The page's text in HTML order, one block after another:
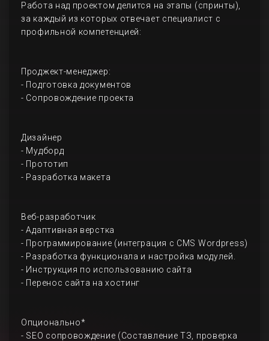
Работа над проектом делится на этапы (спринты),
за каждый из которых отвечает специалист с
профильной компетенцией:
Проджект-менеджер:
- Подготовка документов
- Сопровождение проекта
Дизайнер
- Мудборд
- Прототип
- Разработка макета
Веб-разработчик
- Адаптивная верстка
- Программирование (интеграция с CMS Wordpress)
- Разработка функционала и настройка модулей.
- Инструкция по использованию сайта
- Перенос сайта на хостинг
Опционально*
- SEO сопровождение (Составление ТЗ, проверка